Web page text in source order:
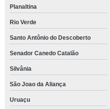
Planaltina
Rio Verde
Santo Antônio do Descoberto
Senador Canedo Catalão
Silvânia
São Joao da Aliança
Uruaçu